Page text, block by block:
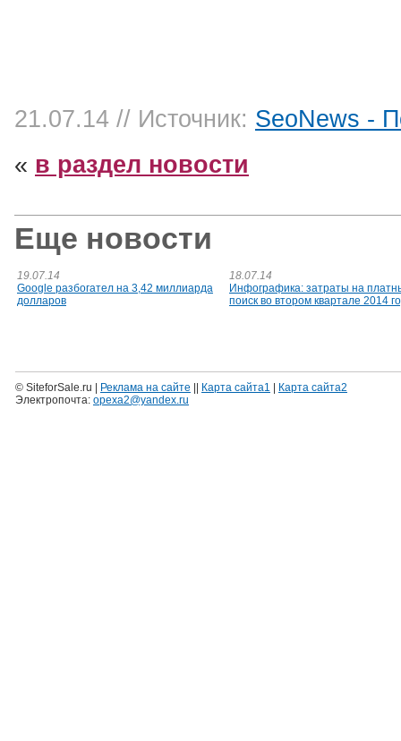
21.07.14 // Источник: SeoNews -
« в раздел новости
Еще новости
19.07.14
Google разбогател на 3,42 миллиарда
долларов
18.07.14
Инфографика: затраты на
поиск во втором квартале 2014
© SiteforSale.ru | Реклама на сайте Карта сайта1
Карта сайта2
Электропочта: opexa2@yandex.ru